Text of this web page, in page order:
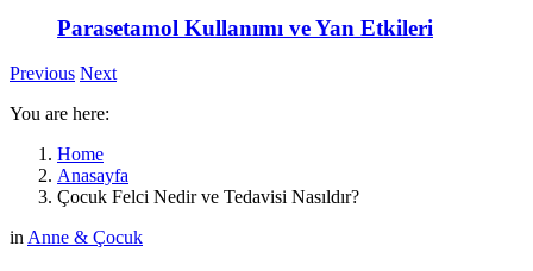
Parasetamol Kullanımı ve Yan Etkileri
Previous Next
You are here:
Home
Anasayfa
Çocuk Felci Nedir ve Tedavisi Nasıldır?
inAnne & Çocuk